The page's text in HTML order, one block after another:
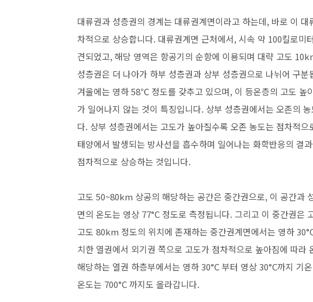
대류권과 성층권의 경계는 대류권계면이라고 하는데, 바로 이
차적으로 상승합니다. 대류권계면 근처에서, 시속 약 100킬로
견되었고, 해당 영역은 항공기의 순항에 이용되며 대략 고도
성층권은 더 나아가 하부 성층권과 상부 성층권으로 나뉘어 구
겨울에는 영하 58℃ 정도를 갖추고 있으며, 이 등온층의 고도
가 일어나지 않는 것이 특징입니다. 상부 성층권에서는 오존의
다. 상부 성층권에서는 고도가 높아질수록 오존 농도는 점차적
태양에서 발생되는 방사선을 흡수하며 일어나는 화학반응의 결
점차적으로 상승하는 것입니다.
고도 50~80km 상공의 해당하는 공간은 중간권으로, 이 공간과
면의 온도는 영상 77°C 정도로 측정됩니다. 그리고 이 중간권은
고도 80km 정도의 위치에 존재하는 중간권계면에서는 영하
치한 열권에서 외기권 쪽으로 고도가 점차적으로 높아짐에 따
해당하는 열권 하층부에서는 영하 30°C 부터 영상 30°C까지 기
온도는 700°C 까지도 올라갑니다.